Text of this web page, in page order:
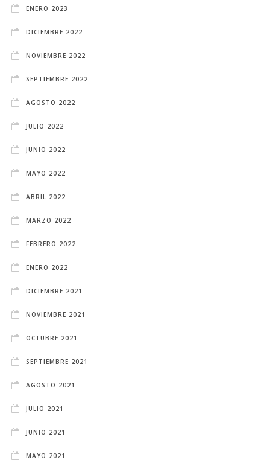
ENERO 2023
DICIEMBRE 2022
NOVIEMBRE 2022
SEPTIEMBRE 2022
AGOSTO 2022
JULIO 2022
JUNIO 2022
MAYO 2022
ABRIL 2022
MARZO 2022
FEBRERO 2022
ENERO 2022
DICIEMBRE 2021
NOVIEMBRE 2021
OCTUBRE 2021
SEPTIEMBRE 2021
AGOSTO 2021
JULIO 2021
JUNIO 2021
MAYO 2021